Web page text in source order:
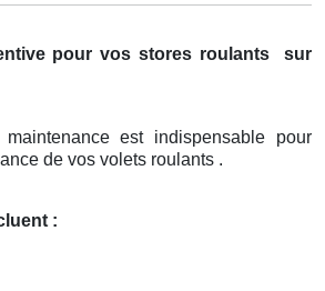
pour vos stores roulants
sur
est indispensable pour
de vos volets roulants .
: